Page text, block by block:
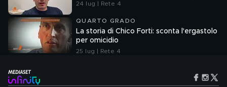
24 lug | Rete 4
QUARTO GRADO
La storia di Chico Forti: sconta l'ergastolo
per omicidio
25 lug | Rete 4